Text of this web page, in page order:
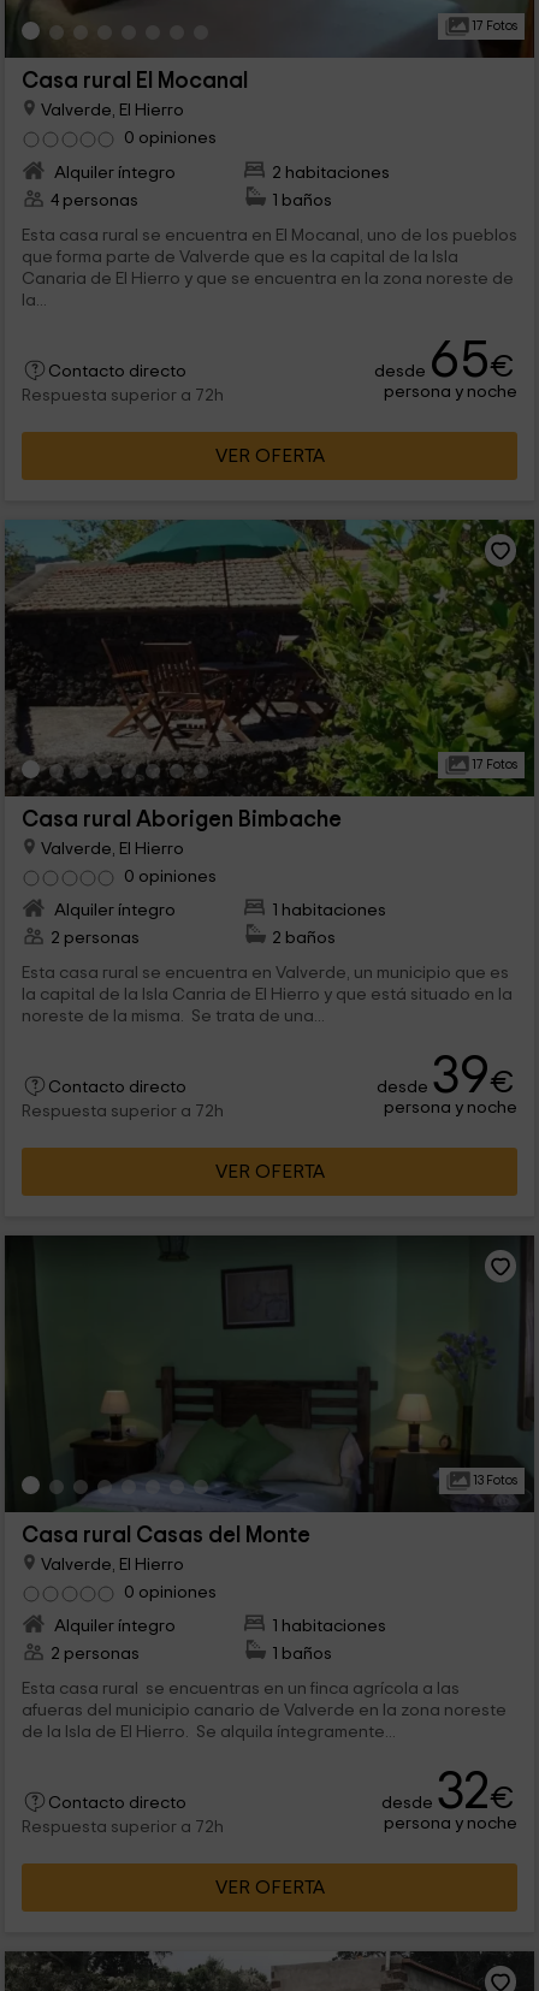
17 Fotos
Casa rural El Mocanal
Valverde, El Hierro
0 opiniones
Alquiler íntegro
2 habitaciones
4 personas
1 baños
Esta casa rural se encuentra en El Mocanal, uno de los pueblos
que forma parte de Valverde que es la capital de la Isla
Canaria de El Hierro y que se encuentra en la zona noreste de
la...
Contacto directo
Respuesta superior a 72h
desde 65€
persona y noche
VER OFERTA
17 Fotos
Casa rural Aborigen Bimbache
Valverde, El Hierro
0 opiniones
Alquiler íntegro
1 habitaciones
2 personas
2 baños
Esta casa rural se encuentra en Valverde, un municipio que es
la capital de la Isla Canria de El Hierro y que está situado en la
noreste de la misma. Se trata de una...
Contacto directo
Respuesta superior a 72h
desde 39€
persona y noche
VER OFERTA
13 Fotos
Casa rural Casas del Monte
Valverde, El Hierro
0 opiniones
Alquiler íntegro
1 habitaciones
2 personas
1 baños
Esta casa rural se encuentras en un finca agrícola a las
afueras del municipio canario de Valverde en la zona noreste
de la Isla de El Hierro. Se alquila íntegramente...
Contacto directo
Respuesta superior a 72h
desde 32€
persona y noche
VER OFERTA